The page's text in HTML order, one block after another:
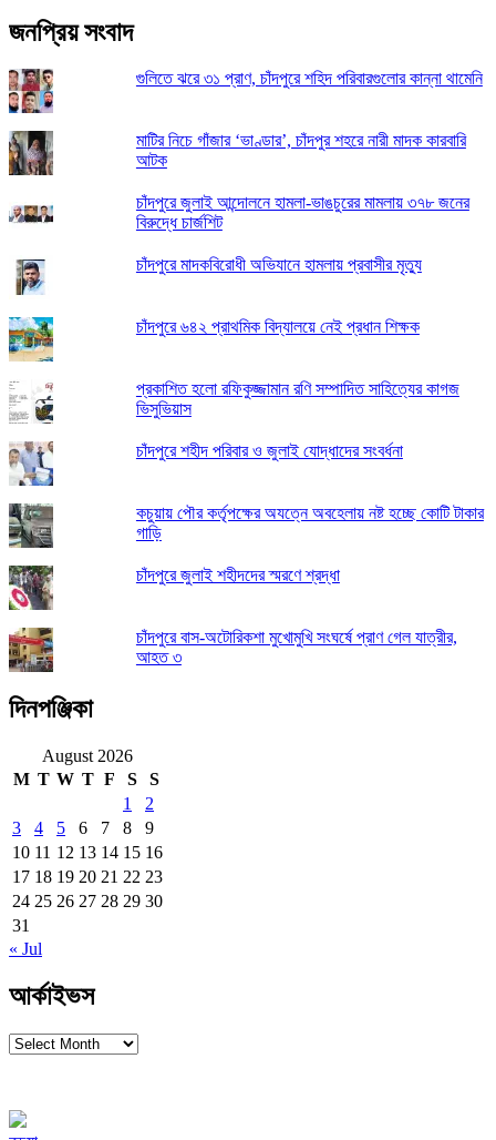
জনপ্রিয় সংবাদ
গুলিতে ঝরে ৩১ প্রাণ, চাঁদপুরে শহিদ পরিবারগুলোর কান্না থামেনি
মাটির নিচে গাঁজার ‘ভাণ্ডার’, চাঁদপুর শহরে নারী মাদক কারবারি
আটক
চাঁদপুরে জুলাই আন্দোলনে হামলা-ভাঙচুরের মামলায় ৩৭৮ জনের
বিরুদ্ধে চার্জশিট
চাঁদপুরে মাদকবিরোধী অভিযানে হামলায় প্রবাসীর মৃত্যু
চাঁদপুরে ৬৪২ প্রাথমিক বিদ্যালয়ে নেই প্রধান শিক্ষক
প্রকাশিত হলো রফিকুজ্জামান রণি সম্পাদিত সাহিত্যের কাগজ
ভিসুভিয়াস
চাঁদপুরে শহীদ পরিবার ও জুলাই যোদ্ধাদের সংবর্ধনা
কচুয়ায় পৌর কর্তৃপক্ষের অযত্নে অবহেলায় নষ্ট হচ্ছে কোটি টাকার
গাড়ি
চাঁদপুরে জুলাই শহীদদের স্মরণে শ্রদ্ধা
চাঁদপুরে বাস-অটোরিকশা মুখোমুখি সংঘর্ষে প্রাণ গেল যাত্রীর,
আহত ৩
দিনপঞ্জিকা
August 2026
M T W T F S
S
1
2
3
4 5 6 7 8
9
10 11 12 13 14 15 16
17 18 19 20 21 22 23
24 25 26 27 28 29 30
31
« Jul
আর্কাইভস
আর্কাইভস